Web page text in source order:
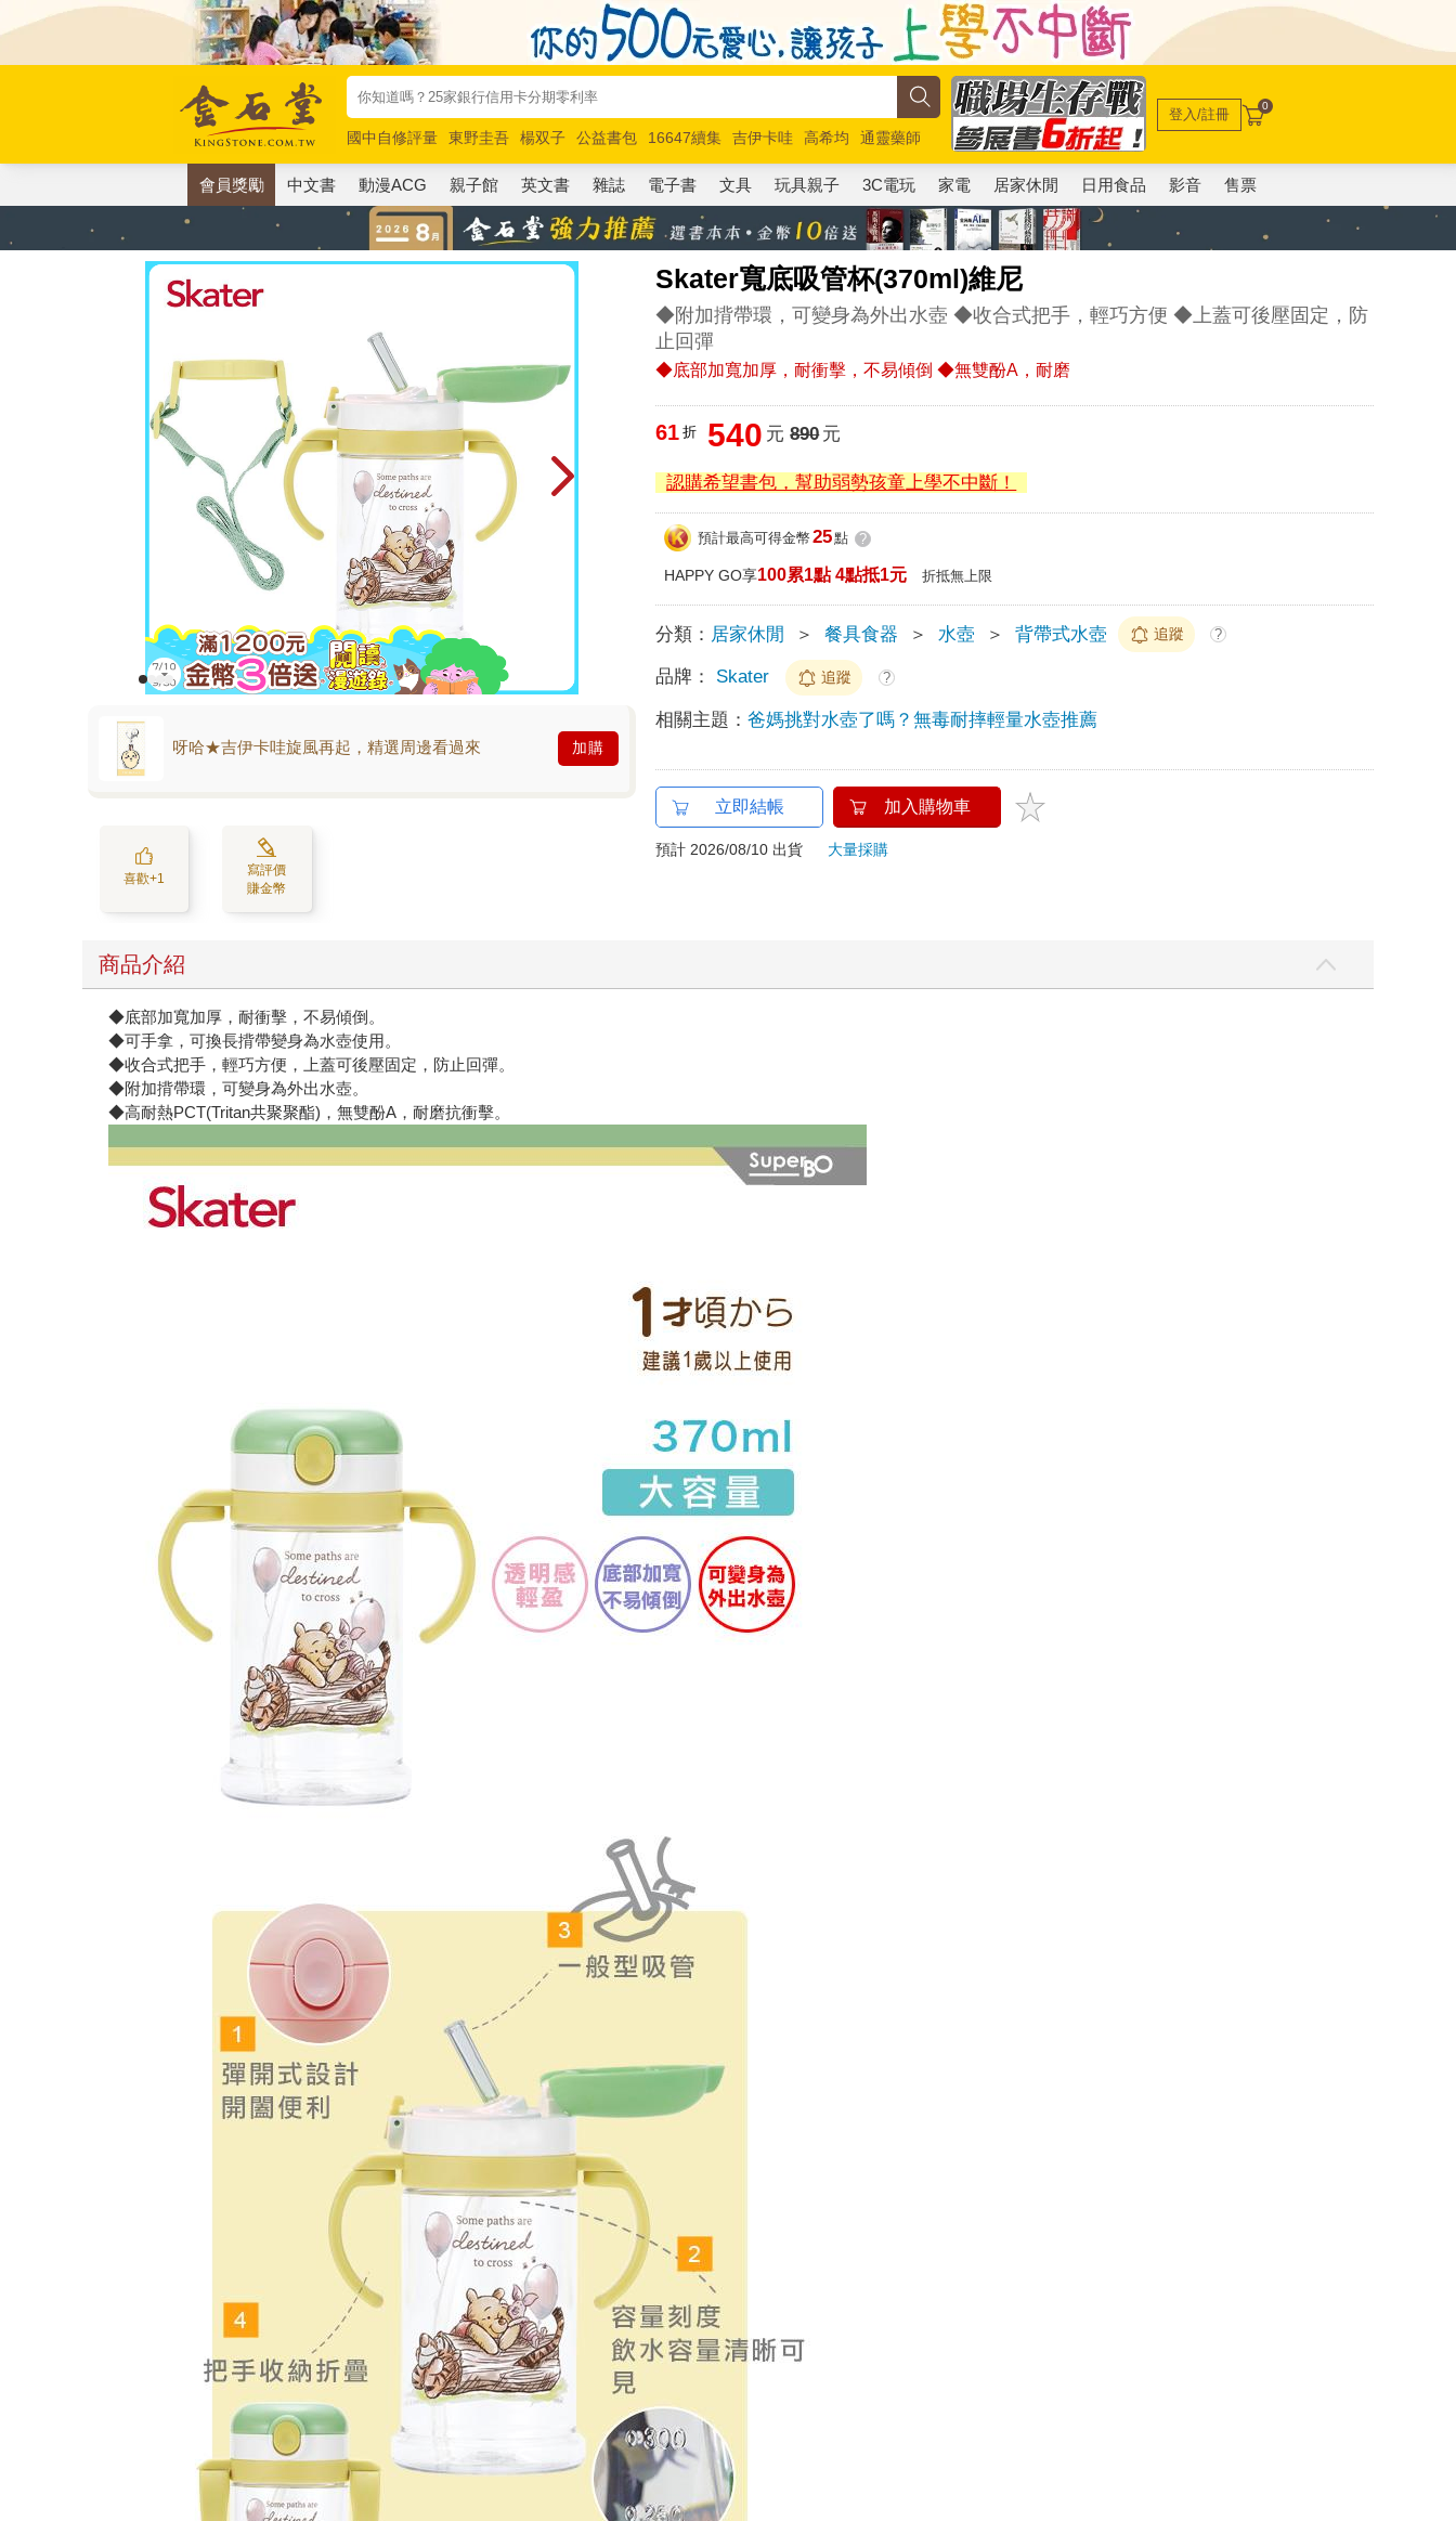
國中自修評量 東野圭吾 楊双子 公益書包 16647續集 吉伊卡哇 高希均
通靈藥師
唯紅花綻放
奧德賽 路邊攤新作 馬斯克 玩具總動員5 超慢跑
登入/註冊 0
會員獎勵 中文書 動漫ACG 親子館 英文書 雜誌 電子書 文具 玩具親子 3C電玩 家電 居家休閒 日用食品 影音 售票
Skater寬底吸管杯(370ml)維尼
◆附加揹帶環，可變身為外出水壺 ◆收合式把手，輕巧方便 ◆上蓋可後壓固定，防
止回彈
◆底部加寬加厚，耐衝擊，不易傾倒 ◆無雙酚A，耐磨
呀哈★吉伊卡哇旋風再起，精選周邊看過來 加購
喜歡+1
寫評價
賺金幣
61 折 540 元 890元
認購希望書包，幫助弱勢孩童上學不中斷！
預計最高可得金幣 25點 ?
HAPPY GO享100累1點 4點抵1元 折抵無上限
分類： 居家休閒 ＞ 餐具食器 ＞ 水壺 ＞ 背帶式水壺 追蹤 ?
品牌： Skater 追蹤 ?
相關主題：爸媽挑對水壺了嗎？無毒耐摔輕量水壺推薦
立即結帳 加入購物車
預計 2026/08/10 出貨 大量採購
商品介紹
◆底部加寬加厚，耐衝擊，不易傾倒。
◆可手拿，可換長揹帶變身為水壺使用。
◆收合式把手，輕巧方便，上蓋可後壓固定，防止回彈。
◆附加揹帶環，可變身為外出水壺。
◆高耐熱PCT(Tritan共聚聚酯)，無雙酚A，耐磨抗衝擊。